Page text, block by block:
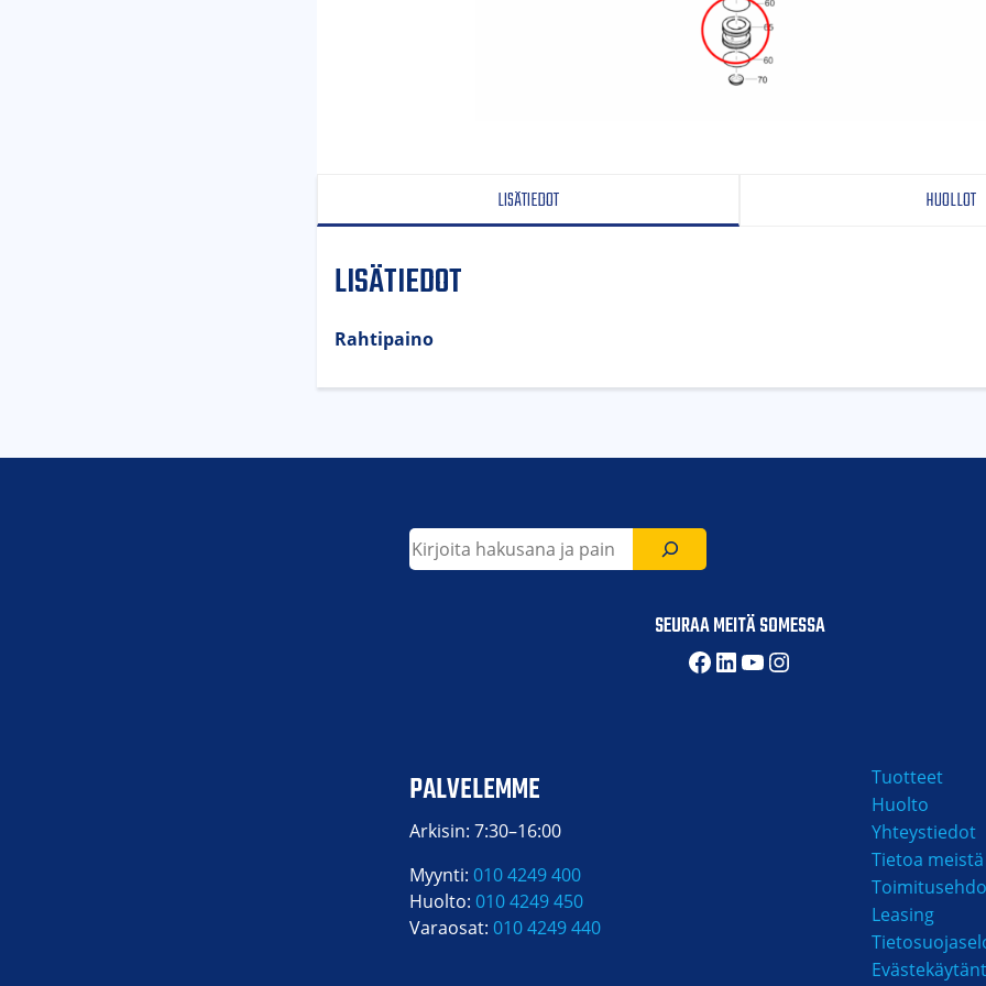
LISÄTIEDOT HUOLLOT
LISÄTIEDOT
Rahtipaino
SEURAA MEITÄ SOMESSA
Facebook
LinkedIn
YouTube
Instagram
PALVELEMME
Arkisin: 7:30–16:00
Myynti: 010 4249 400
Huolto: 010 4249 450
Varaosat: 010 4249 440
Tuotteet
Huolto
Yhteystiedot
Tietoa meistä
Leasing